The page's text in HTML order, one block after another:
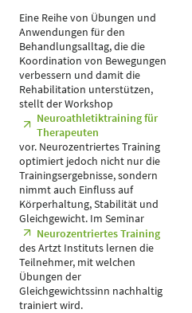
Eine Reihe von Übungen und
Anwendungen für den
Behandlungsalltag, die die
Koordination von Bewegungen
verbessern und damit die
Rehabilitation unterstützen,
stellt der Workshop
Neuroathletiktraining für
Therapeuten
vor. Neurozentriertes Training
optimiert jedoch nicht nur die
Trainingsergebnisse, sondern
nimmt auch Einfluss auf
Körperhaltung, Stabilität und
Gleichgewicht. Im Seminar
Neurozentriertes Training
des Artzt Instituts lernen die
Teilnehmer, mit welchen
Übungen der
Gleichgewichtssinn nachhaltig
trainiert wird.